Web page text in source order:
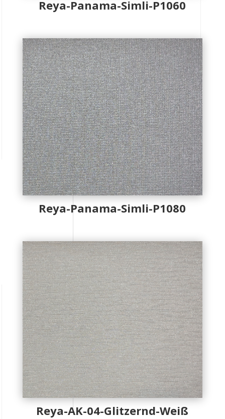
Reya-Panama-Simli-P1060
Reya-Panama-Simli-P1080
Reya-AK-04-Glitzernd-Weiß